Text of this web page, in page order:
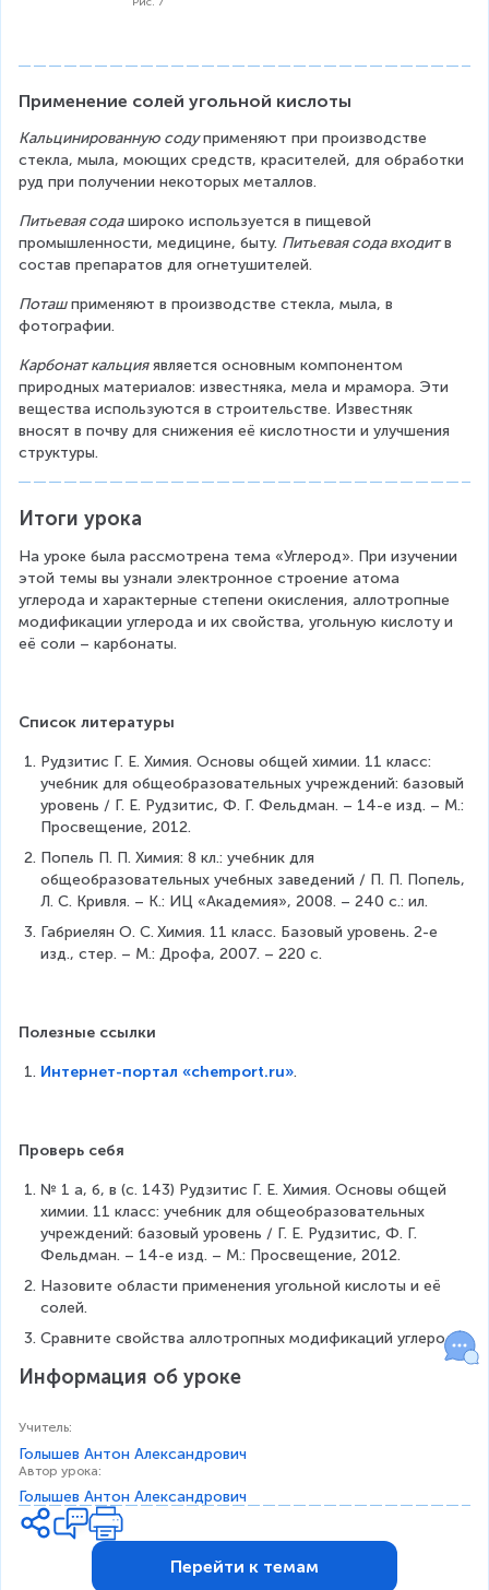
}
2
M
g
O
+
3
+
N
a
O
H
H
C
H
_
3
C
O
O
N
+
C
_
2
↑
+
H
_
O
gi
{
m
a
tr
ix
}
\
o
e
rs
t
{
9
0
0
-
2
0
^
{
\
ci
}
}
n
h
o
}
d
m
}
a
+
_
2
↑
Применение солей угольной кислоты
Кальцинированную соду применяют при производстве
стекла, мыла, моющих средств, красителей, для обработки
руд при получении некоторых металлов.
Питьевая сода широко используется в пищевой
промышленности, медицине, быту. Питьевая сода входит в
состав препаратов для огнетушителей.
Поташ применяют в производстве стекла, мыла, в
фотографии.
Карбонат кальция является основным компонентом
природных материалов: известняка, мела и мрамора. Эти
вещества используются в строительстве. Известняк
вносят в почву для снижения её кислотности и улучшения
структуры.
Итоги урока
На уроке была рассмотрена тема «Углерод». При изучении
этой темы вы узнали электронное строение атома
углерода и характерные степени окисления, аллотропные
модификации углерода и их свойства, угольную кислоту и
её соли – карбонаты.
Список литературы
Рудзитис Г. Е. Химия. Основы общей химии. 11 класс:
учебник для общеобразовательных учреждений: базовый
уровень / Г. Е. Рудзитис, Ф. Г. Фельдман. – 14-е изд. – М.:
Просвещение, 2012.
Попель П. П. Химия: 8 кл.: учебник для
общеобразовательных учебных заведений / П. П. Попель,
Л. С. Кривля. – К.: ИЦ «Академия», 2008. – 240 с.: ил.
Габриелян О. С. Химия. 11 класс. Базовый уровень. 2-е
изд., стер. – М.: Дрофа, 2007. – 220 с.
Полезные ссылки
Интернет-портал «chemport.ru».
Проверь себя
№ 1 а, б, в (с. 143) Рудзитис Г. Е. Химия. Основы общей
химии. 11 класс: учебник для общеобразовательных
учреждений: базовый уровень / Г. Е. Рудзитис, Ф. Г.
Фельдман. – 14-е изд. – М.: Просвещение, 2012.
Назовите области применения угольной кислоты и её
солей.
Сравните свойства аллотропных модификаций углерода.
Информация об уроке
Учитель:
Голышев Антон Александрович
Автор урока:
Голышев Антон Александрович
Перейти к темам